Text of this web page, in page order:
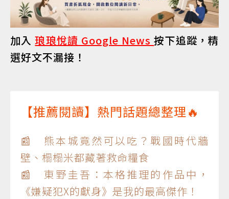
加入琅琅悅讀 Google News按下追蹤，精
選好文不漏接！
【推薦閱讀】熱門話題總整理🔥
📰 熊本城竟然可以吃？戰國時代牆
壁、榻榻米都藏著救命糧食
📰 東野圭吾：本格推理的作品中，
《嫌疑犯X的獻身》是我的最高傑作！